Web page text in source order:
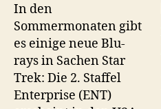
In den
Sommermonaten gibt
es einige neue Blu-
rays in Sachen Star
Trek: Die 2. Staffel
Enterprise (ENT)